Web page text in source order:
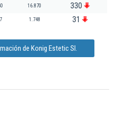
16.870 330
1.748 31
de Konig Estetic Sl.